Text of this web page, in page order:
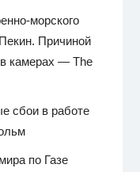
морского
Причиной
камерах — The
сбои в работе
по Газе